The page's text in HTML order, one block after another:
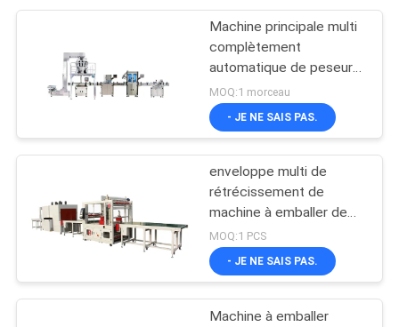
Machine principale multi
complètement
automatique de peseur
pour des puces de
banane
MOQ:1 morceau
- JE NE SAIS PAS.
enveloppe multi de
rétrécissement de
machine à emballer de
1960mm
MOQ:1 PCS
- JE NE SAIS PAS.
Machine à emballer